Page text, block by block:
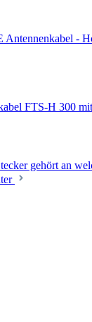
Antennenkabel -
FTS-H 300
gehört an